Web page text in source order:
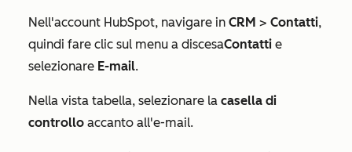
Nell'account HubSpot, navigare in CRM > Contatti,
quindi fare clic sul menu a discesaContatti e
selezionare E-mail.
Nella vista tabella, selezionare la casella di
controllo accanto all'e-mail.